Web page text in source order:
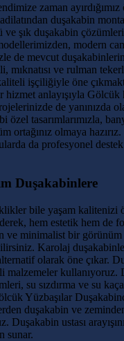
zaman
duşakabin
şık duşakabin
modern
de mevcut
mıknatısı ve rulman
işçiliğiyle öne
anlayışıyla
de yanınızda
özel tasarımlarımızla,
ortağınız olmaya
da profesyonel
Duşakabinlere
bile yaşam kalitenizi
hem estetik hem de
ve minimalist bir
Karolaj
olarak öne çıkar.
kullanıyoruz.
su sızdırma ve su
Yüzbaşılar
duşakabin ve
ustası
sunar.